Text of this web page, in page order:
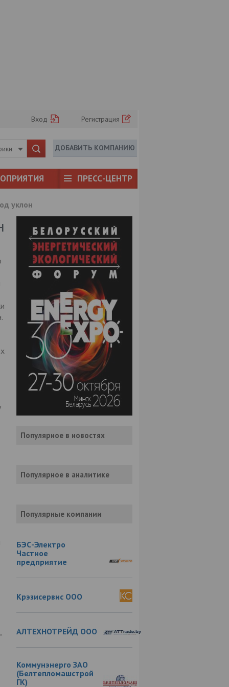
Вход Регистрация
ДОБАВИТЬ КОМПАНИЮ
ПРЕСС-ЦЕНТР
уклон
Популярное в новостях
Популярное в аналитике
Популярные компании
БЭС-Электро
Частное
предприятие
Крэзисервис ООО
АЛТЕХНОТРЕЙД ООО
Коммунэнерго ЗАО
(Белтепломашстрой
ГК)